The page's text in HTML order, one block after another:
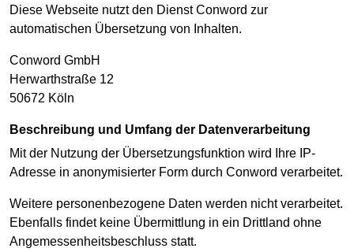
Diese Webseite nutzt den Dienst Conword zur
automatischen Übersetzung von Inhalten.
Conword GmbH
Herwarthstraße 12
50672 Köln
Beschreibung und Umfang der Datenverarbeitung
Mit der Nutzung der Übersetzungsfunktion wird Ihre IP-
Adresse in anonymisierter Form durch Conword verarbeitet.
Weitere personenbezogene Daten werden nicht verarbeitet.
Ebenfalls findet keine Übermittlung in ein Drittland ohne
Angemessenheitsbeschluss statt.